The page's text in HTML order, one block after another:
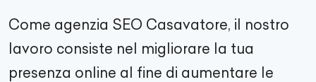
Come agenzia SEO Casavatore, il nostro
lavoro consiste nel migliorare la tua
presenza online al fine di aumentare le